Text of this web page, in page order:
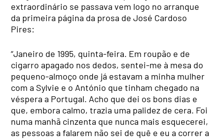
extraordinário se passava vem logo no arranque
da primeira página da prosa de José Cardoso
Pires:
“Janeiro de 1995, quinta-feira. Em roupão e de
cigarro apagado nos dedos, sentei-me à mesa do
pequeno-almoço onde já estavam a minha mulher
com a Sylvie e o António que tinham chegado na
véspera a Portugal. Acho que dei os bons dias e
que, embora calmo, trazia uma palidez de cera. Foi
numa manhã cinzenta que nunca mais esquecerei,
as pessoas a falarem não sei de quê e eu a correr a